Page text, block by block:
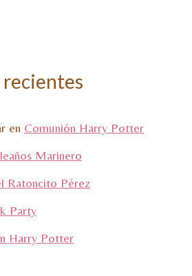
en Comunión Harry Potter
Marinero
Ratoncito Pérez
Party
Harry Potter